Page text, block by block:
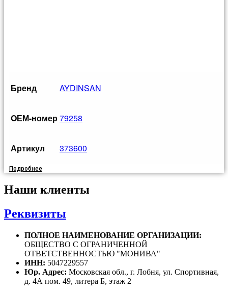
Бренд AYDINSAN
OЕМ-номер79258
Артикул 373600
Подробнее
Наши клиенты
Реквизиты
ПОЛНОЕ НАИМЕНОВАНИЕ ОРГАНИЗАЦИИ:
ОБЩЕСТВО С ОГРАНИЧЕННОЙ
ОТВЕТСТВЕННОСТЬЮ "МОНИВА"
ИНН: 5047229557
Юр. Адрес: Московская обл., г. Лобня, ул. Спортивная,
д. 4А пом. 49, литера Б, этаж 2